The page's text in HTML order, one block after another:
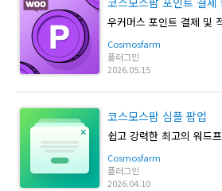
우커머스 포인트 결제 및
Cosmosfarm
플러그인
2026.05.15
코스모스팜 심플 팝업
쉽고 강력한 최고의 워드
Cosmosfarm
플러그인
2026.04.10